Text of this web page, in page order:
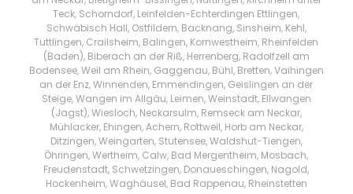
Teck, Schorndorf, Leinfelden-Echterdingen Ettlingen,
Schwäbisch Hall, Ostfildern, Backnang, Sinsheim, Kehl,
Tuttlingen, Crailsheim, Balingen, Kornwestheim, Rheinfelden
(Baden), Biberach an der Riß, Herrenberg, Radolfzell am
Bodensee, Weil am Rhein, Gaggenau, Bühl, Bretten, Vaihingen
an der Enz, Winnenden, Emmendingen, Geislingen an der
Steige, Wangen im Allgäu, Leimen, Weinstadt, Ellwangen
(Jagst), Wiesloch, Neckarsulm, Remseck am Neckar,
Mühlacker, Ehingen, Achern, Rottweil, Horb am Neckar,
Ditzingen, Weingarten, Stutensee, Waldshut-Tiengen,
Öhringen, Wertheim, Calw, Bad Mergentheim, Mosbach,
Freudenstadt, Schwetzingen, Donaueschingen, Nagold,
Hockenheim, Waghäusel, Bad Rappenau, Rheinstetten